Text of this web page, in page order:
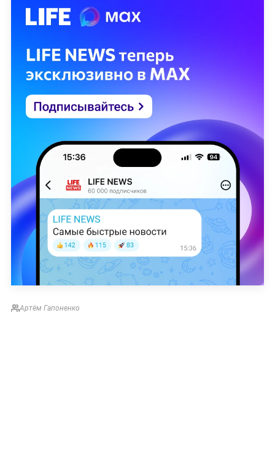
Артём Гапоненко